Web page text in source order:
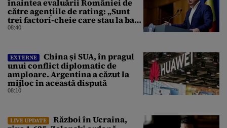
înaintea evaluării României de
către agențiile de rating: „Sunt
trei factori-cheie care stau la baza
acestor evaluări”
08:40
EXTERNE
China și SUA, în pragul
unui conflict diplomatic de
amploare. Argentina a căzut la
mijloc în această dispută
08:10
LIVE UPDATE
Război în Ucraina,